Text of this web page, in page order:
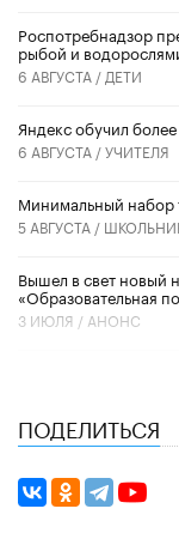
Роспотребнадзор
рыбой и
6 АВГУСТА / ДЕТИ
​Яндекс обучил
6 АВГУСТА /УЧИТЕЛЯ
Минимальный набор
5 АВГУСТА /
Вышел в свет новый
«Образовательная
3 ИЮЛЯ / АНОНС
ПОДЕЛИТЬСЯ